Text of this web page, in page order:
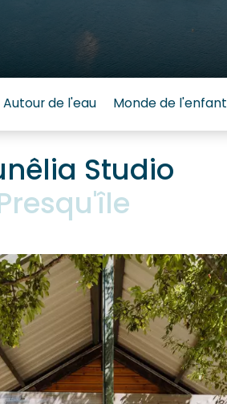
Autour de l'eau Monde de l'enfant
Studio